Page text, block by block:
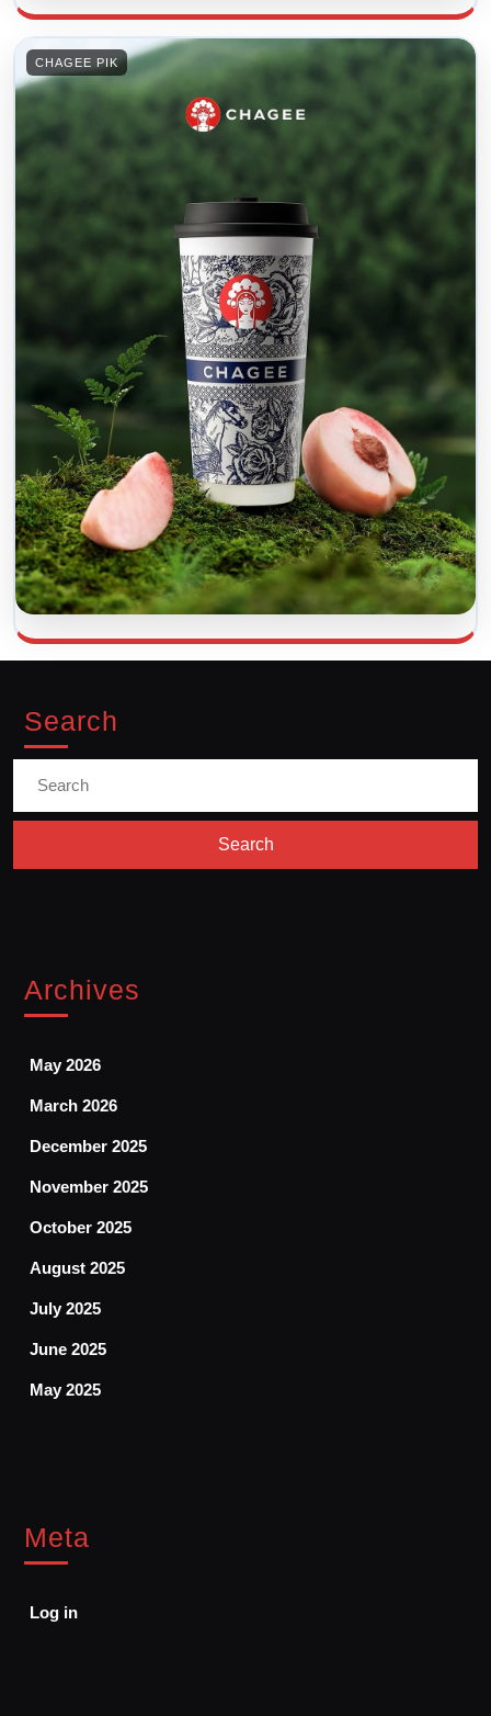
CHAGEE PIK
Search
Archives
May 2026
March 2026
December 2025
November 2025
October 2025
August 2025
July 2025
June 2025
May 2025
Meta
Log in